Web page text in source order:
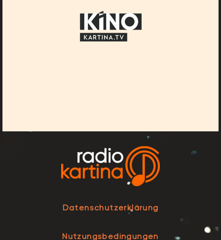
Datenschutzerklärung
Nutzungsbedingungen